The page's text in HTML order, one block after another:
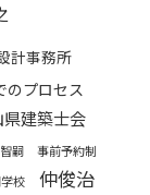
計事務所
のプロセス
県建築士会
嗣 事前予約制
校
仲俊治